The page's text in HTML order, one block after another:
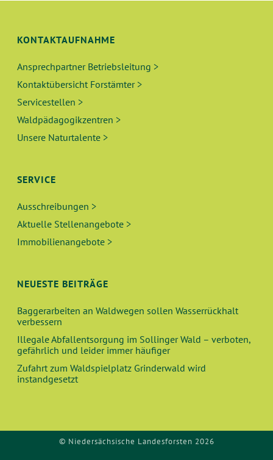
KONTAKTAUFNAHME
Ansprechpartner Betriebsleitung >
Kontaktübersicht Forstämter >
Servicestellen >
Waldpädagogikzentren >
Unsere Naturtalente >
SERVICE
Ausschreibungen >
Aktuelle Stellenangebote >
Immobilienangebote >
NEUESTE BEITRÄGE
Baggerarbeiten an Waldwegen sollen Wasserrückhalt
verbessern
Illegale Abfallentsorgung im Sollinger Wald – verboten,
gefährlich und leider immer häufiger
Zufahrt zum Waldspielplatz Grinderwald wird
instandgesetzt
© Niedersächsische Landesforsten 2026